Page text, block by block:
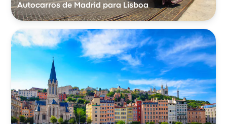
Autocarros de Madrid para Lisboa